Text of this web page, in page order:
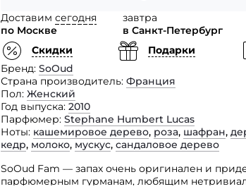
Доставим сегодня
по Москве
завтра
в Санкт-Петербург
Скидки Подарки
Бренд SoOud
Страна производитель Франция
Пол Женский
Год выпуска 2010
Парфюмер Stephane Humbert Lucas
Ноты кашемировое дерево, роза, шафран,
кедр, молоко, мускус, сандаловое дерево
SoOud Fam — запах очень оригинален и
парфюмерным гурманам, любящим